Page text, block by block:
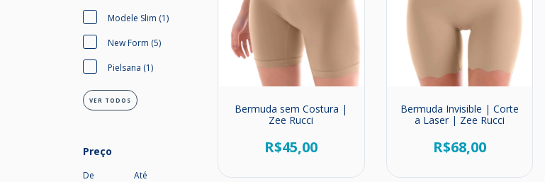
Modele Slim (1)
New Form (5)
Pielsana (1)
VER TODOS
Preço
De Até
Bermuda sem Costura |
Zee Rucci
R$45,00
Bermuda Invisible | Corte
a Laser | Zee Rucci
R$68,00